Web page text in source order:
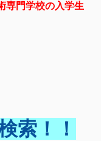
専門学校の入学生
索！！